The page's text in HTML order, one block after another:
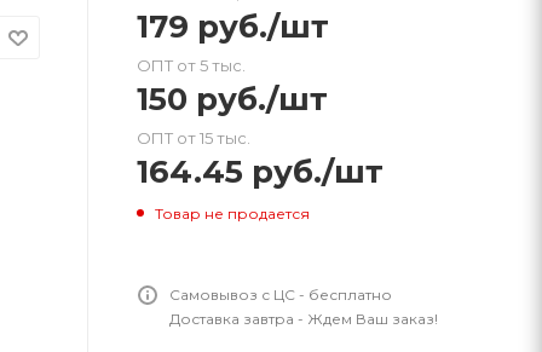
179 руб./шт
ОПТ от 5 тыс.
150 руб./шт
ОПТ от 15 тыс.
164.45 руб./шт
Товар не продается
Самовывоз с ЦС - бесплатно
Доставка завтра - Ждем Ваш заказ!